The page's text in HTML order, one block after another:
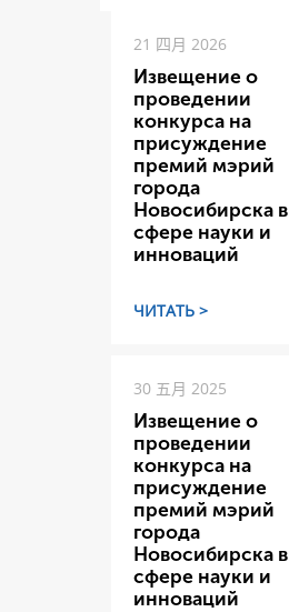
21 四月 2026
Извещение о
проведении
конкурса на
присуждение
премий мэрий
города
Новосибирска в
сфере науки и
инноваций
ЧИТАТЬ >
30 五月 2025
Извещение о
проведении
конкурса на
присуждение
премий мэрий
города
Новосибирска в
сфере науки и
инноваций